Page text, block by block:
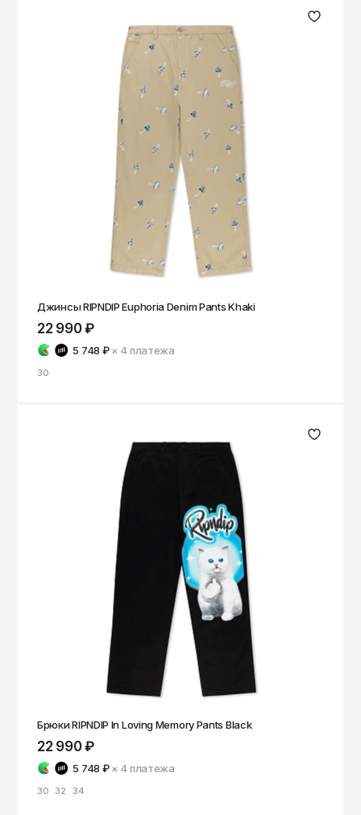
Джинсы RIPNDIP Euphoria Denim Pants Khaki
22 990 ₽
5 748 ₽ × 4платежа
30
Брюки RIPNDIP In Loving Memory Pants Black
22 990 ₽
5 748 ₽ × 4платежа
30 32 34